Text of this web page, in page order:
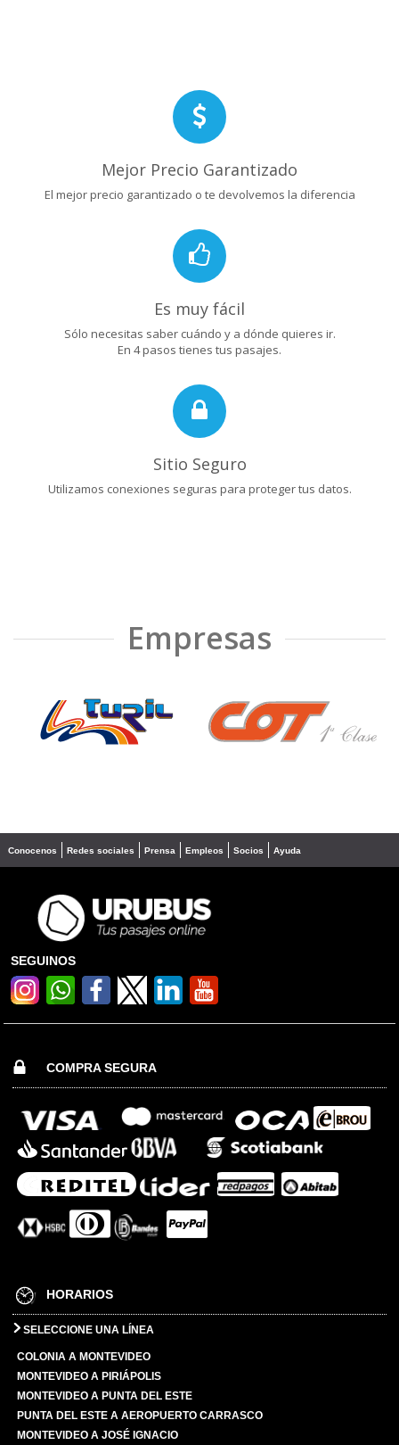
Mejor Precio Garantizado
El mejor precio garantizado o te devolvemos la diferencia
Es muy fácil
Sólo necesitas saber cuándo y a dónde quieres ir.
En 4 pasos tienes tus pasajes.
Sitio Seguro
Utilizamos conexiones seguras para proteger tus datos.
Empresas
❮ ❯
Conocenos Redes sociales Prensa Empleos Socios Ayuda
SEGUINOS
COMPRA SEGURA
HORARIOS
SELECCIONE UNA LÍNEA
COLONIA A MONTEVIDEO
MONTEVIDEO A PIRIÁPOLIS
MONTEVIDEO A PUNTA DEL ESTE
PUNTA DEL ESTE A AEROPUERTO CARRASCO
MONTEVIDEO A JOSÉ IGNACIO